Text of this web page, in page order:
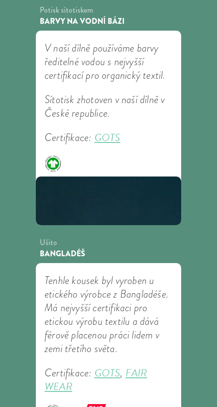
Potisk sítotiskem
BARVY NA VODNÍ BÁZI
V naší dílně používáme barvy
ředitelné vodou s nejvyšší
certifikací pro organický textil.
Sítotisk zhotoven v naší dílně v
České republice.
Certifikace: GOTS
Ušito
BANGLADÉŠ
Tenhle kousek byl vyroben u
etického výrobce z Bangladéše.
Má nejvyšší certifikaci pro
etickou výrobu textilu a dává
férově placenou práci lidem v
zemi třetího světa.
Certifikace: GOTS, FAIR
WEAR